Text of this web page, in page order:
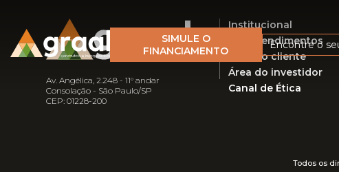
SIMULE O
FINANCIAMENTO
Encontre o
Av. Angélica, 2.248 - 11° andar
Consolação - São Paulo/SP
CEP: 01228-200
Institucional
Empreendimentos
Área do cliente
Área do investidor
Canal de Ética
Todos os